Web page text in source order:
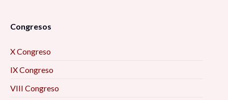
Congresos
X Congreso
IX Congreso
VIII Congreso